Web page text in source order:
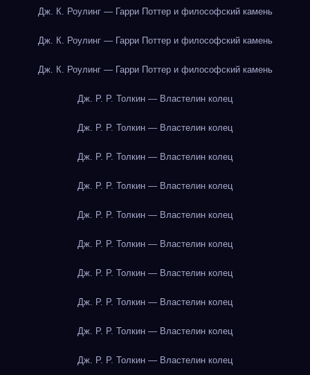
Дж. К. Роулинг — Гарри Поттер и философский камень
Дж. К. Роулинг — Гарри Поттер и философский камень
Дж. К. Роулинг — Гарри Поттер и философский камень
Дж. Р. Р. Толкин — Властелин колец
Дж. Р. Р. Толкин — Властелин колец
Дж. Р. Р. Толкин — Властелин колец
Дж. Р. Р. Толкин — Властелин колец
Дж. Р. Р. Толкин — Властелин колец
Дж. Р. Р. Толкин — Властелин колец
Дж. Р. Р. Толкин — Властелин колец
Дж. Р. Р. Толкин — Властелин колец
Дж. Р. Р. Толкин — Властелин колец
Дж. Р. Р. Толкин — Властелин колец